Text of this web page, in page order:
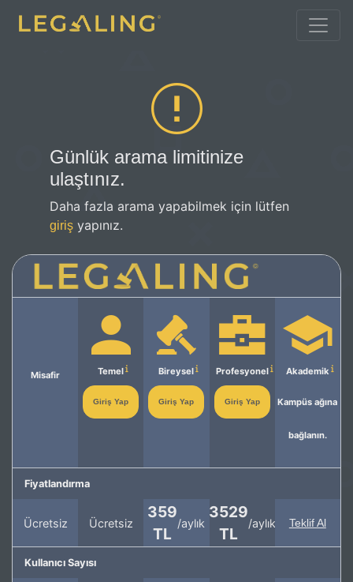
Günlük arama limitinize
ulaştınız.
Daha fazla arama yapabilmek için lütfen
giriş yapınız.
Misafir Temel
Giriş Yap
Bireysel
Giriş Yap
Profesyonel
Giriş Yap
Akademik
Kampüs ağına
bağlanın.
Fiyatlandırma
Ücretsiz Ücretsiz
359
TL
/aylık
3529
TL
/aylık Teklif Al
Kullanıcı Sayısı